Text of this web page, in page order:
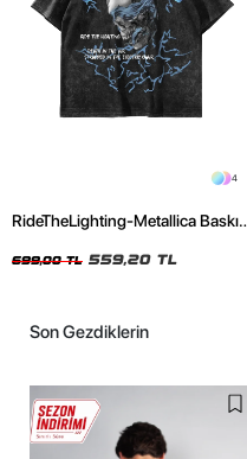
4
RideTheLighting-Metallica Baskılı
Tshirt
699,00 TL 559,20 TL
Son Gezdiklerin